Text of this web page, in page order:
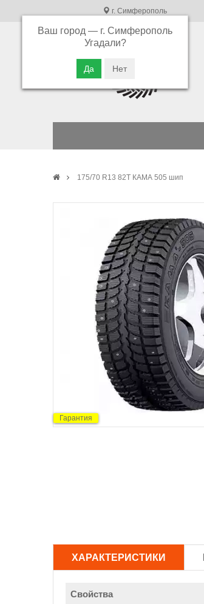
г. Симферополь
Ваш город — г. Симферополь
Угадали?
В связи с высокой загрузкой операторов
Приносим свои извинения
175/70 R13 82T КАМА 505 шип
Гарантия
ХАРАКТЕРИСТИКИ
Свойства